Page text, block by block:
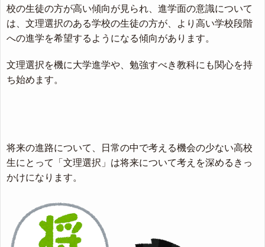
校の生徒の方が高い傾向が見られ、進学面の意識について
は、文理選択のある学校の生徒の方が、より高い学校段階
への進学を希望するようになる傾向があります。
文理選択を機に大学進学や、勉強すべき教科にも関心を持
ち始めます。
将来の進路について、日常の中で考える機会の少ない高校
生にとって「文理選択」は将来について考えを深めるきっ
かけになります。